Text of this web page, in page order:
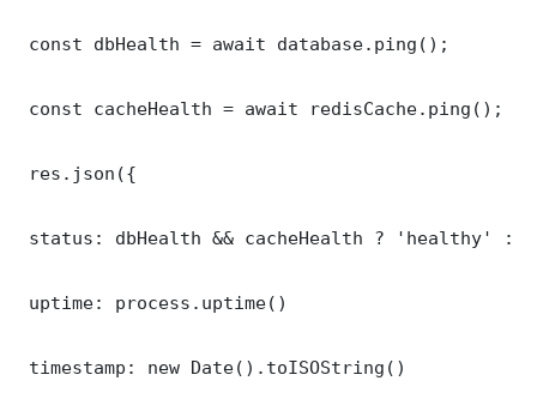
const dbHealth = await database.ping();
const cacheHealth = await redisCache.ping();
res.json({
status: dbHealth && cacheHealth ? 'healthy' :
uptime: process.uptime()
timestamp: new Date().toISOString()